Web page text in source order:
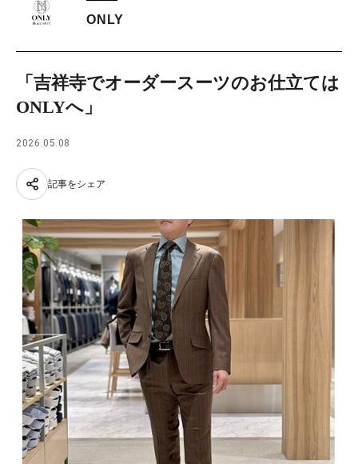
PARCOメンバーズ
ONLY
「吉祥寺でオーダースーツのお仕立ては
ONLYへ」
2026.05.08
記事をシェア